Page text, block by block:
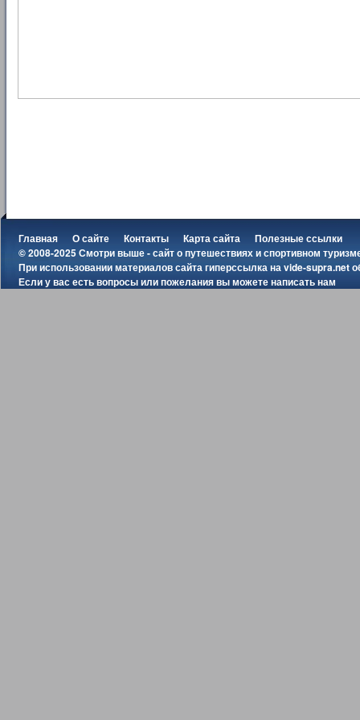
Главная О сайте Контакты Карта сайта
Полезные ссылки
© 2008-2025 Смотри выше - сайт о путешествиях и спортивном
При использовании материалов сайта гиперссылка наvide-supra.net
Если у вас есть вопросы или пожелания вы можетенаписать нам